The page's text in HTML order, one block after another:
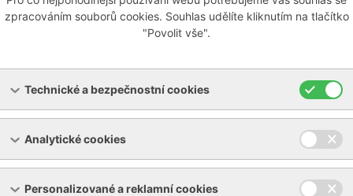
chladícího zařízení
a revize chladících zařízení v souladu s vyhláškou 257/
okruhu chladiva
doplnění množství chladiva
knihy chladícího zařízení
zpracováním souborů cookies. Souhlas udělíte kliknutím na tlačítko
"Povolit vše".
Technické a bezpečnostní cookies
Analytické cookies
Personalizované a reklamní cookies